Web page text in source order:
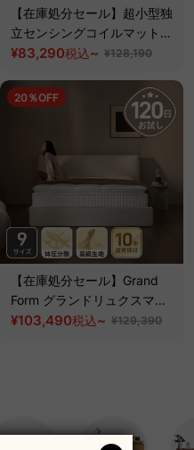
【在庫処分セール】超小型独
立センシングコイルマットレ
ス
¥83,290税込~ ¥128,190
20％OFF
【在庫処分セール】Grand
Form グランドリュクスマッ
トレス
¥103,490税込~ ¥129,390